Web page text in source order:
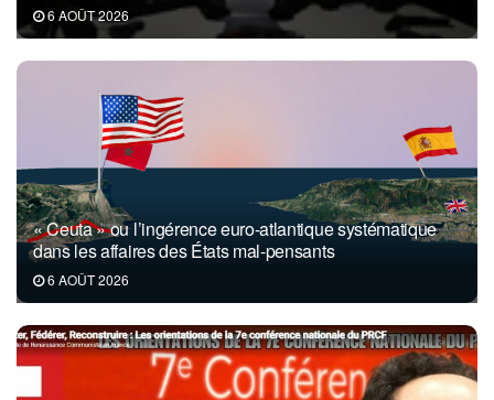
6 AOÛT 2026
« Ceuta » ou l’ingérence euro-atlantique systématique
dans les affaires des États mal-pensants
6 AOÛT 2026